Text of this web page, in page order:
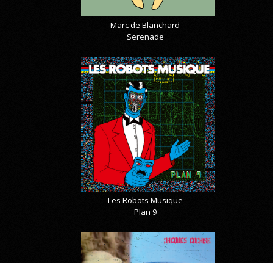
Marc de Blanchard
Serenade
Les Robots Musique
Plan 9